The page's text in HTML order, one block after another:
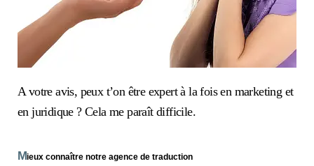
A votre avis, peux t’on être expert à la fois en marketing et
en juridique ? Cela me paraît difficile.
Mieux connaître notre agence de traduction